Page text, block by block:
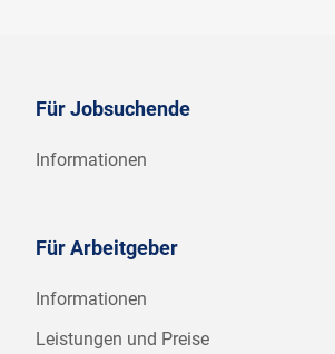
Für Jobsuchende
Informationen
Für Arbeitgeber
Informationen
Leistungen und Preise